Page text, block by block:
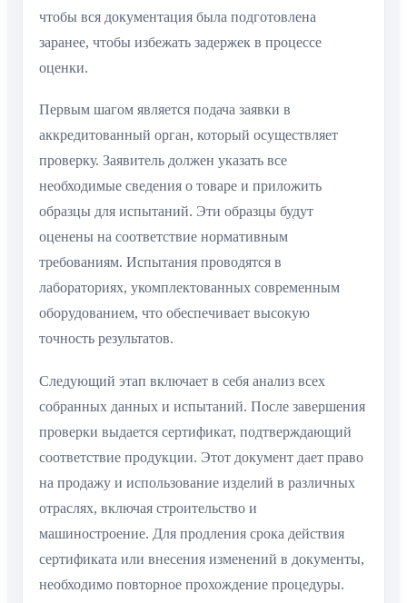
чтобы вся документация была подготовлена
заранее, чтобы избежать задержек в процессе
оценки.
Первым шагом является подача заявки в
аккредитованный орган, который осуществляет
проверку. Заявитель должен указать все
необходимые сведения о товаре и приложить
образцы для испытаний. Эти образцы будут
оценены на соответствие нормативным
требованиям. Испытания проводятся в
лабораториях, укомплектованных современным
оборудованием, что обеспечивает высокую
точность результатов.
Следующий этап включает в себя анализ всех
собранных данных и испытаний. После завершения
проверки выдается сертификат, подтверждающий
соответствие продукции. Этот документ дает право
на продажу и использование изделий в различных
отраслях, включая строительство и
машиностроение. Для продления срока действия
сертификата или внесения изменений в документы,
необходимо повторное прохождение процедуры.